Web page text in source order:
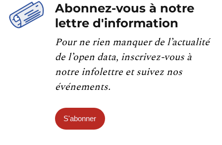
Abonnez-vous à notre
lettre d'information
Pour ne rien manquer de l’actualité
de l’open data, inscrivez-vous à
notre infolettre et suivez nos
événements.
S'abonner